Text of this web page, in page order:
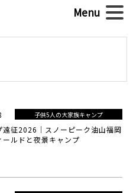
子供5人の大家族キャンプ
遠征2026｜スノーピーク油山福岡
ールドと夜景キャンプ